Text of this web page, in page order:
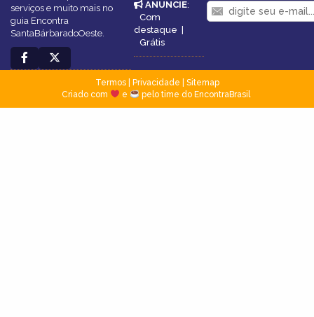
serviços e muito mais no
guia Encontra
SantaBárbaradoOeste.
ANUNCIE:
Com
destaque |
Grátis
Termos| Privacidade
Sitemap
Criado com
e pelo time do EncontraBrasil